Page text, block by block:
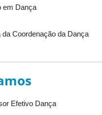
em Dança
Coordenação da Dança
Efetivo Dança